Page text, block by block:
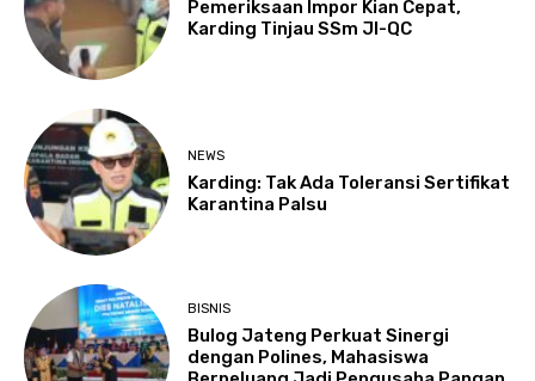
Pemeriksaan Impor Kian Cepat,
Karding Tinjau SSm JI-QC
NEWS
Karding: Tak Ada Toleransi Sertifikat
Karantina Palsu
BISNIS
Bulog Jateng Perkuat Sinergi
dengan Polines, Mahasiswa